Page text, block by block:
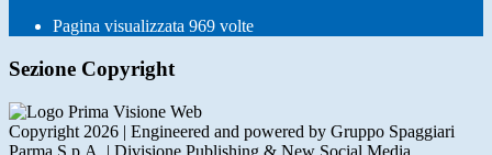
Pagina visualizzata 969 volte
Sezione Copyright
Copyright 2026 | Engineered and powered by Gruppo Spaggiari
Parma S.p.A. | Divisione Publishing & New Social Media